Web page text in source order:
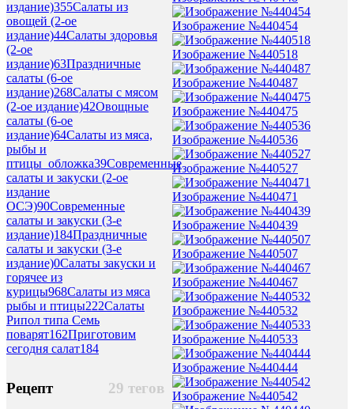
издание)355Салаты из
овощей (2-ое
издание)44Салаты здоровья
(2-ое
издание)63Праздничные
салаты (6-ое
издание)268Салаты с мясом
(2-ое издание)42Овощные
салаты (6-ое
издание)64Салаты из мяса,
рыбы и
птицы_обложка39Современные
салаты и закуски (2-ое
издание
ОСЭ)90Современные
салаты и закуски (3-е
издание)184Праздничные
салаты и закуски (3-е
издание)0Салаты закуски и
горячее из
курицы968Салаты из мяса
рыбы и птицы222Салаты
Рипол типа Семь
поварят162Приготовим
сегодня салат184
29 тегов
Рецепт
Изображение №440454
Изображение №440518
Изображение №440487
Изображение №440475
Изображение №440536
Изображение №440527
Изображение №440471
Изображение №440439
Изображение №440507
Изображение №440467
Изображение №440532
Изображение №440533
Изображение №440444
Изображение №440542